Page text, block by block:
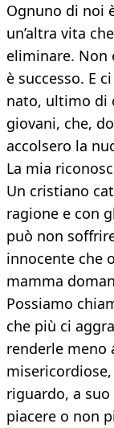
Ognuno di noi
un’altra vita
eliminare. Non
è successo. E
nato, ultimo di
giovani, che,
accolsero la
La mia
Un cristiano
ragione e con
può non
innocente che
mamma
Possiamo
che più ci
renderle meno
riguardo, a
piacere o non